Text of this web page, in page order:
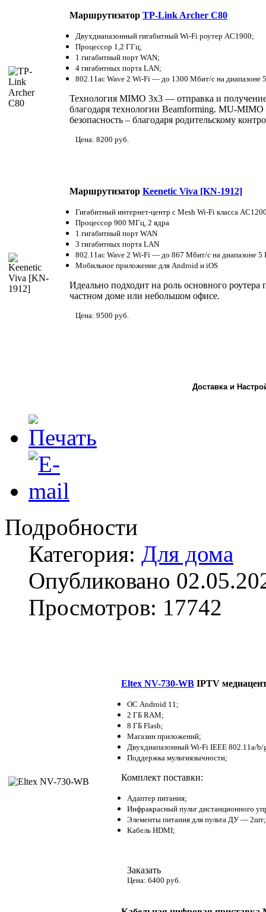
Маршрутизатор TP-Link Archer С80
Двухдиапазонный гигабитный Wi-Fi роутер AC1900;
Процессор 1,2 ГГц;
1 гигабитный порт WAN;
4 гигабитных порта LAN;
802.11ac Wave 2 Wi-Fi — до 1300 Мбит/с на
Технология MIMO 3x3 — отправка и
благодаря технологии Beamforming. MU-
безопасность – благодаря родительскому
Цена: 8200 руб.
Маршрутизатор Keenetic Viva [KN-1912]
Гигабитный интернет-центр с Mesh Wi-Fi класса
Процессор 900 МГц, 2 ядра
1 гигабитный порт WAN
3 гигабитных порта LAN
802.11ac Wave 2 Wi-Fi — до 867 Мбит/с на диапазоне
Мобильное приложение для Android и iOS
Идеально подходит на роль основного
частном доме или небольшом офисе.
Цена: 9500 руб.
Доставка и
Подробности
Категория: Для дома
Опубликовано
Просмотров: 17742
Eltex NV-730-WB IPTV
ОС Android 11;
2 ГБ RAM;
8 ГБ Flash;
Магазин приложений;
Двухдиапазонный Wi-Fi IEEE 802.11a/
Поддержка мультиязычности;
Комплект поставки:
Адаптер питания;
Инфракрасный пульт дистанционного
Элементы питания для пульта ДУ — 2шт;
Кабель HDMI;
Заказать
Цена: 6400 руб.